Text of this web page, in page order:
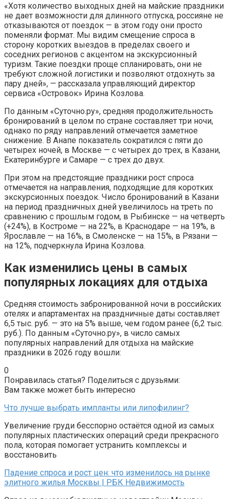
«Хотя количество выходных дней на майские праздники
не дает возможности для длинного отпуска, россияне не
отказываются от поездок — в этом году они просто
поменяли формат. Мы видим смещение спроса в
сторону коротких выездов в пределах своего и
соседних регионов с акцентом на экскурсионный
туризм. Такие поездки проще спланировать, они не
требуют сложной логистики и позволяют отдохнуть за
пару дней», — рассказала управляющий директор
сервиса «Островок» Ирина Козлова.
По данным «Суточно.ру», средняя продолжительность
бронирований в целом по стране составляет три ночи,
однако по ряду направлений отмечается заметное
снижение. В Анапе показатель сократился с пяти до
четырех ночей, в Москве — с четырех до трех, в Казани,
Екатеринбурге и Самаре — с трех до двух.
При этом на предстоящие праздники рост спроса
отмечается на направления, подходящие для коротких
экскурсионных поездок. Число бронирований в Казани
на период праздничных дней увеличилось на треть по
сравнению с прошлым годом, в Рыбинске — на четверть
(+24%), в Костроме — на 22%, в Краснодаре — на 19%, в
Ярославле — на 16%, в Смоленске — на 15%, в Рязани —
на 12%, подчеркнула Ирина Козлова.
Как изменились цены в самых
популярных локациях для отдыха
Средняя стоимость забронированной ночи в российских
отелях и апартаментах на праздничные даты составляет
6,5 тыс. руб. — это на 5% выше, чем годом ранее (6,2 тыс.
руб.). По данным «Суточно.ру», в число самых
популярных направлений для отдыха на майские
праздники в 2026 году вошли:
0
Понравилась статья? Поделиться с друзьями:
Вам также может быть интересно
Что лучше выбрать импланты или липофилинг?
Увеличение груди бесспорно остаётся одной из самых
популярных пластических операций среди прекрасного
пола, которая помогает устранить комплексы и
восстановить
Падение спроса и рост цен: что изменилось на рынке
элитного жилья Москвы | РБК Недвижимость